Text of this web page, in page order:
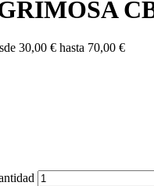
30,00 € hasta 70,00 €